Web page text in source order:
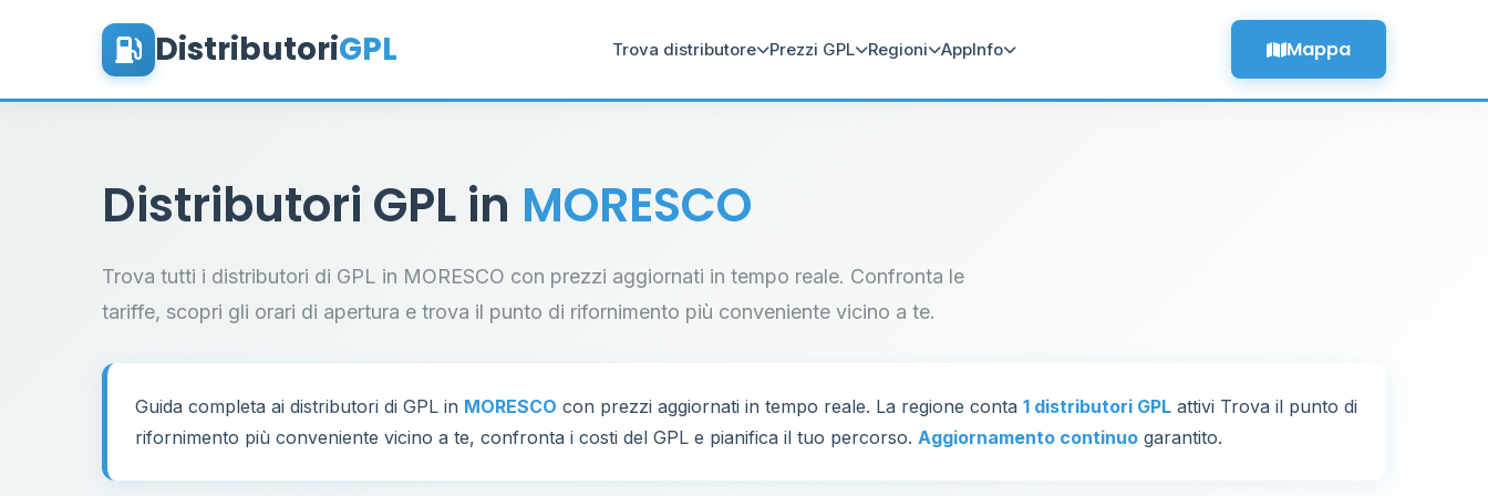
DistributoriGPL Trova distributore Prezzi GPL Regioni AppInfo Mappa
Distributori GPL in MORESCO
Trova tutti i distributori di GPL in MORESCO con prezzi aggiornati in tempo reale. Confronta le
tariffe, scopri gli orari di apertura e trova il punto di rifornimento più conveniente vicino a te.
Guida completa ai distributori di GPL in MORESCO con prezzi aggiornati in tempo reale. La regione conta 1 distributori GPL attivi Trova il punto di
rifornimento più conveniente vicino a te, confronta i costi del GPL e pianifica il tuo percorso. Aggiornamento continuo garantito.